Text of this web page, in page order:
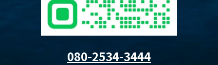
080-2534-3444